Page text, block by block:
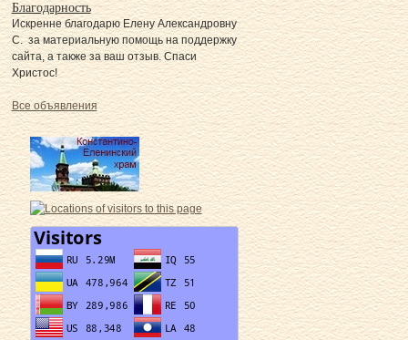
Благодарность
Искренне благодарю Елену Александровну
С. за материальную помощь на поддержку
сайта, а также за ваш отзыв. Спаси
Христос!
Все объявления